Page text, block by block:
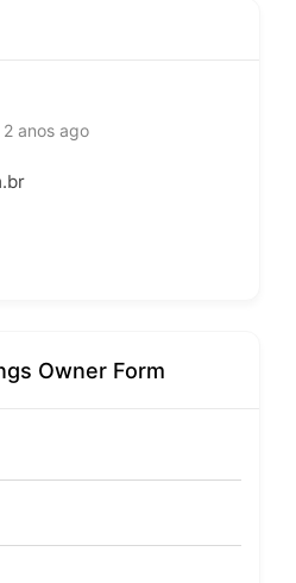
anos ago
Owner Form